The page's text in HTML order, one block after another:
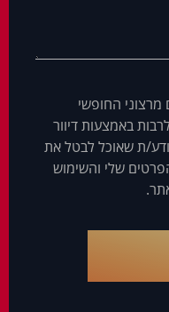
החופשי
באמצעות דיוור
ת שאוכל לבטל את
שלי והשימוש